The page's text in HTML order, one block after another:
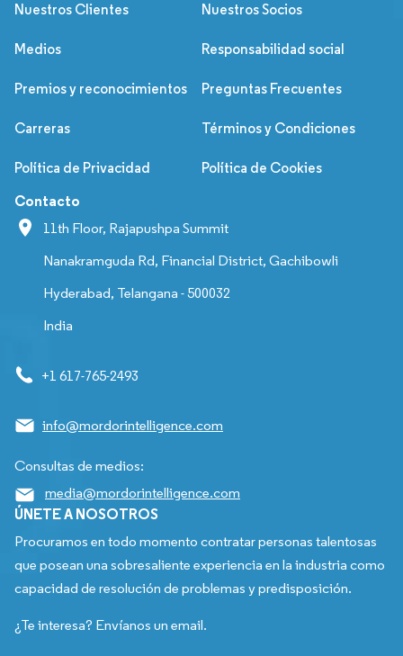
Nuestros Clientes Nuestros Socios
Medios Responsabilidad social
Premios y reconocimientos Preguntas Frecuentes
Carreras Términos y Condiciones
Política de Privacidad Política de Cookies
Contacto
11th Floor, Rajapushpa Summit
Nanakramguda Rd, Financial District, Gachibowli
Hyderabad, Telangana - 500032
India
+1 617-765-2493
info@mordorintelligence.com
Consultas de medios:
media@mordorintelligence.com
ÚNETE A NOSOTROS
Procuramos en todo momento contratar personas talentosas
que posean una sobresaliente experiencia en la industria como
capacidad de resolución de problemas y predisposición.
¿Te interesa? Envíanos un email.